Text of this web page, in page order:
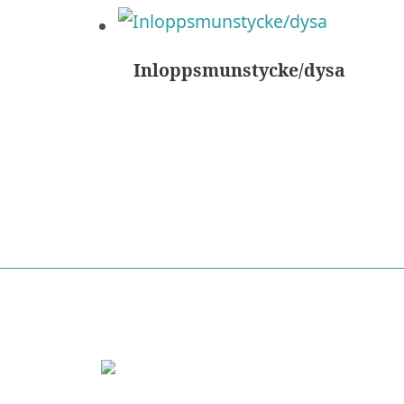
Inloppsmunstycke/dysa